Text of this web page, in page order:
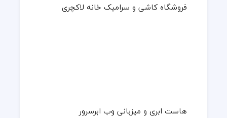
فروشگاه کاشی و سرامیک خانه لاکچری
هاست ابری و میزبانی وب ابرسرور